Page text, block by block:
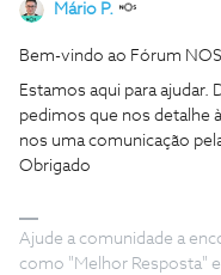
Mário P.
Bem-vindo ao Fórum NOS
Estamos aqui para
pedimos que nos detalhe
nos uma comunicação
Obrigado
Ajude a comunidade a
como "Melhor Resposta"